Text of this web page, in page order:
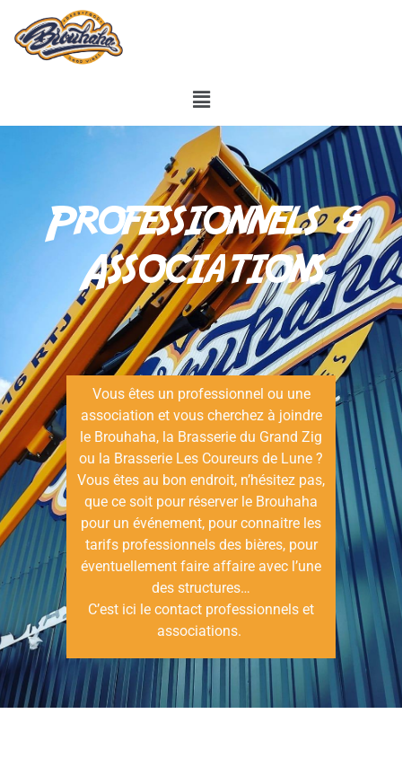
Professionnels &
Associations
Vous êtes un professionnel ou une
association et vous cherchez à joindre
le Brouhaha, la Brasserie du Grand Zig
ou la Brasserie Les Coureurs de Lune ?
Vous êtes au bon endroit, n’hésitez pas,
que ce soit pour réserver le Brouhaha
pour un événement, pour connaitre les
tarifs professionnels des bières, pour
éventuellement faire affaire avec l’une
des structures…
C’est ici le contact professionnels et
associations.